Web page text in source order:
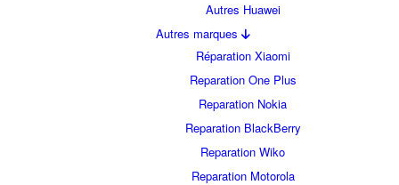
Autres Huawei
Autres marques
Réparation Xiaomi
Reparation One Plus
Reparation Nokia
Reparation BlackBerry
Reparation Wiko
Reparation Motorola